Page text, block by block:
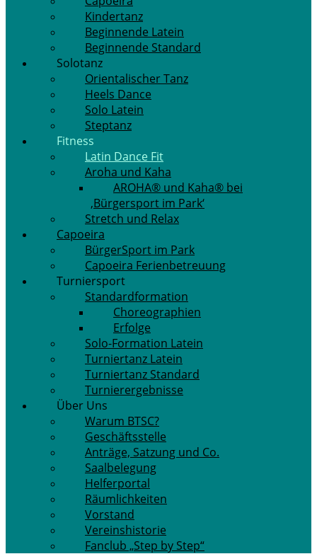
Kindertanz
Beginnende Latein
Beginnende Standard
Solotanz
Orientalischer Tanz
Heels Dance
Solo Latein
Steptanz
Fitness
Latin Dance Fit
Aroha und Kaha
AROHA® und Kaha® bei
‚Bürgersport im Park‘
Stretch und Relax
Capoeira
BürgerSport im Park
Capoeira Ferienbetreuung
Turniersport
Standardformation
Choreographien
Erfolge
Solo-Formation Latein
Turniertanz Latein
Turniertanz Standard
Turnierergebnisse
Über Uns
Warum BTSC?
Geschäftsstelle
Anträge, Satzung und Co.
Saalbelegung
Helferportal
Räumlichkeiten
Vorstand
Vereinshistorie
Fanclub „Step by Step“